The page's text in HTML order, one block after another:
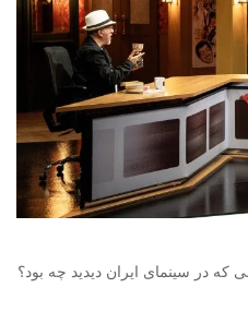
در سینمای ایران دیدید‌ چه بود؟